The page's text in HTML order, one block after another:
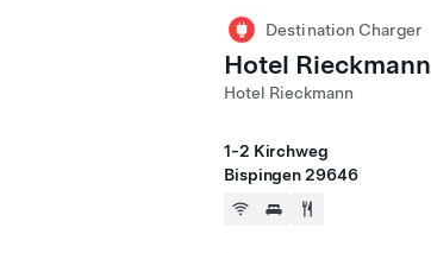
Destination Charger
Hotel Rieckmann
Hotel Rieckmann
1-2 Kirchweg
Bispingen 29646